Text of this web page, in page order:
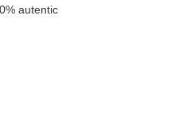
autentic